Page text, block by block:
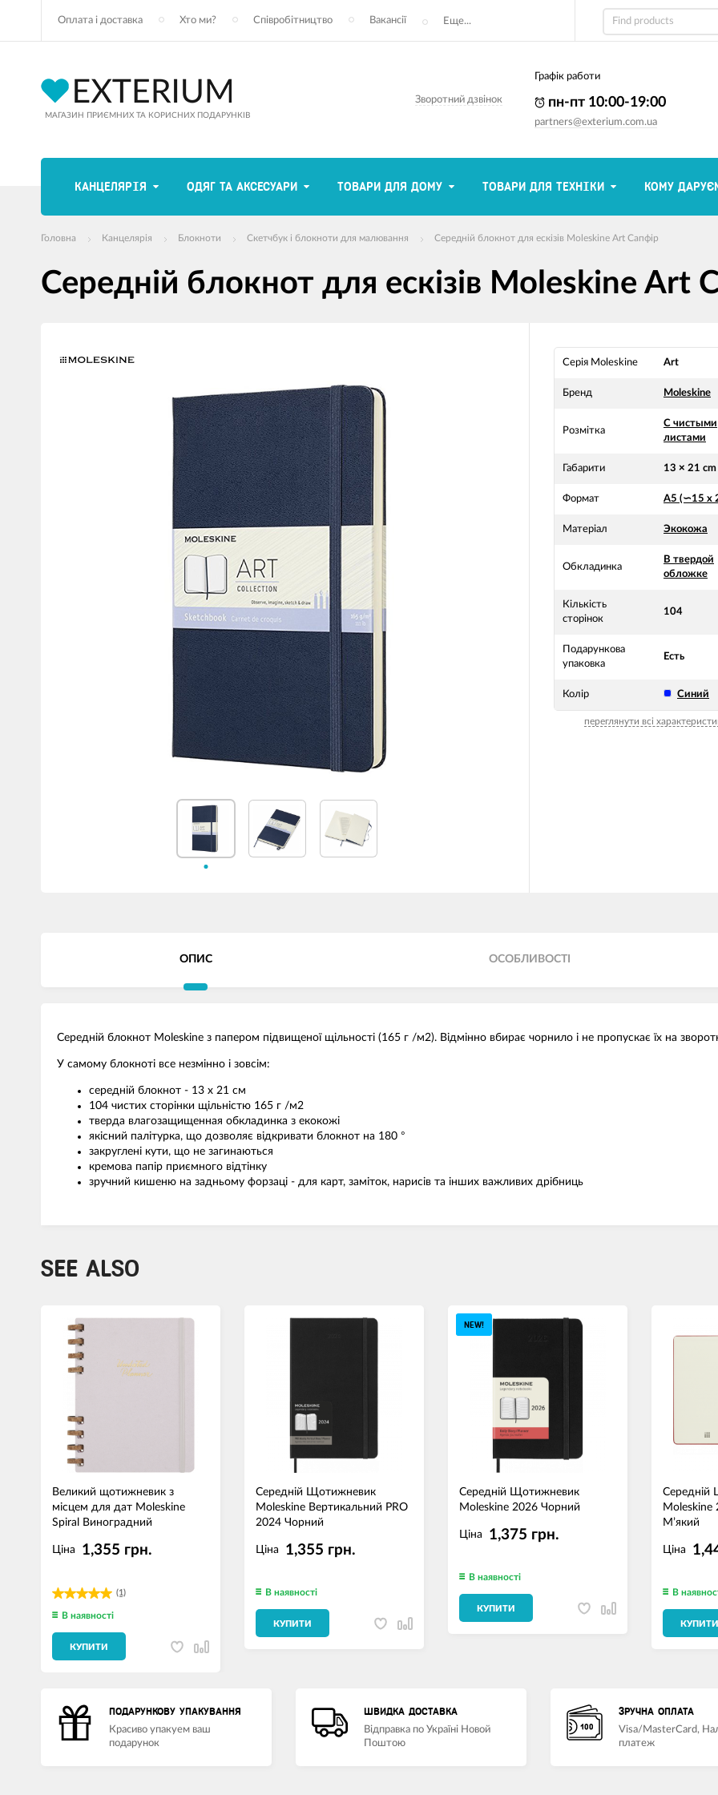
Оплата і доставка Хто ми? Співробітництво Вакансії Еще...
МАГАЗИН ПРИЄМНИХ ТА КОРИСНИХ ПОДАРУНКІВ
Зворотний дзвінок
Графік работи
пн-пт 10:00-19:00
partners@exterium.com.ua
КАНЦЕЛЯРІЯ ОДЯГ ТА АКСЕСУАРИ ТОВАРИ ДЛЯ ДОМУ ТОВАРИ ДЛЯ ТЕХНІКИ КОМУ
Головна Канцелярія Блокноти Скетчбук і блокноти для малювання Середній блокнот для ескізів Moleskine Art Сапфір
Середній блокнот для ескізів Moleskine Art
Серія Moleskine Art
Бренд Moleskine
Розмітка
С чистыми
листами
Габарити 13 × 21 cm
Формат А5 (∽15 х
Матеріал Экокожа
Обкладинка
В твердой
обложке
Кількість
сторінок
104
Подарункова
упаковка
Есть
Колір Синий
переглянути всі
ОПИС ОСОБЛИВОСТІ
Середній блокнот Moleskine з папером підвищеної щільності (165 г /м2). Відмінно вбирає чорнило і не пропускає їх на
У самому блокноті все незмінно і зовсім:
середній блокнот - 13 х 21 см
104 чистих сторінки щільністю 165 г /м2
тверда влагозащищенная обкладинка з екокожі
якісний палітурка, що дозволяє відкривати блокнот на 180 °
закруглені кути, що не загинаються
кремова папір приємного відтінку
зручний кишеню на задньому форзаці - для карт, заміток, нарисів та інших важливих дрібниць
SEE ALSO
Великий щотижневик з
місцем для дат Moleskine
Spiral Виноградний
(1)
Ціна 1,355 грн.
В наявності
КУПИТИ
Середній Щотижневик
Moleskine Вертикальний PRO
2024 Чорний
Ціна 1,355 грн.
В наявності
КУПИТИ
NEW!
Середній Щотижневик
Moleskine 2026 Чорний
Ціна 1,375 грн.
В наявності
КУПИТИ
Середній
Moleskine
М’який
Ціна
В
ПОДАРУНКОВУ УПАКУВАННЯ
Красиво упакуем ваш
подарунок
ШВИДКА ДОСТАВКА
Відправка по Україні Новой
Поштою
ЗРУЧНА ОПЛАТА
Visa/MasterCard,
платеж